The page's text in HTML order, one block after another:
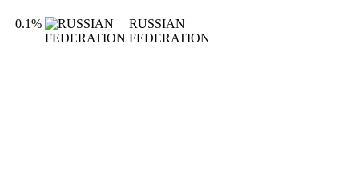
0.1%
RUSSIAN
FEDERATION